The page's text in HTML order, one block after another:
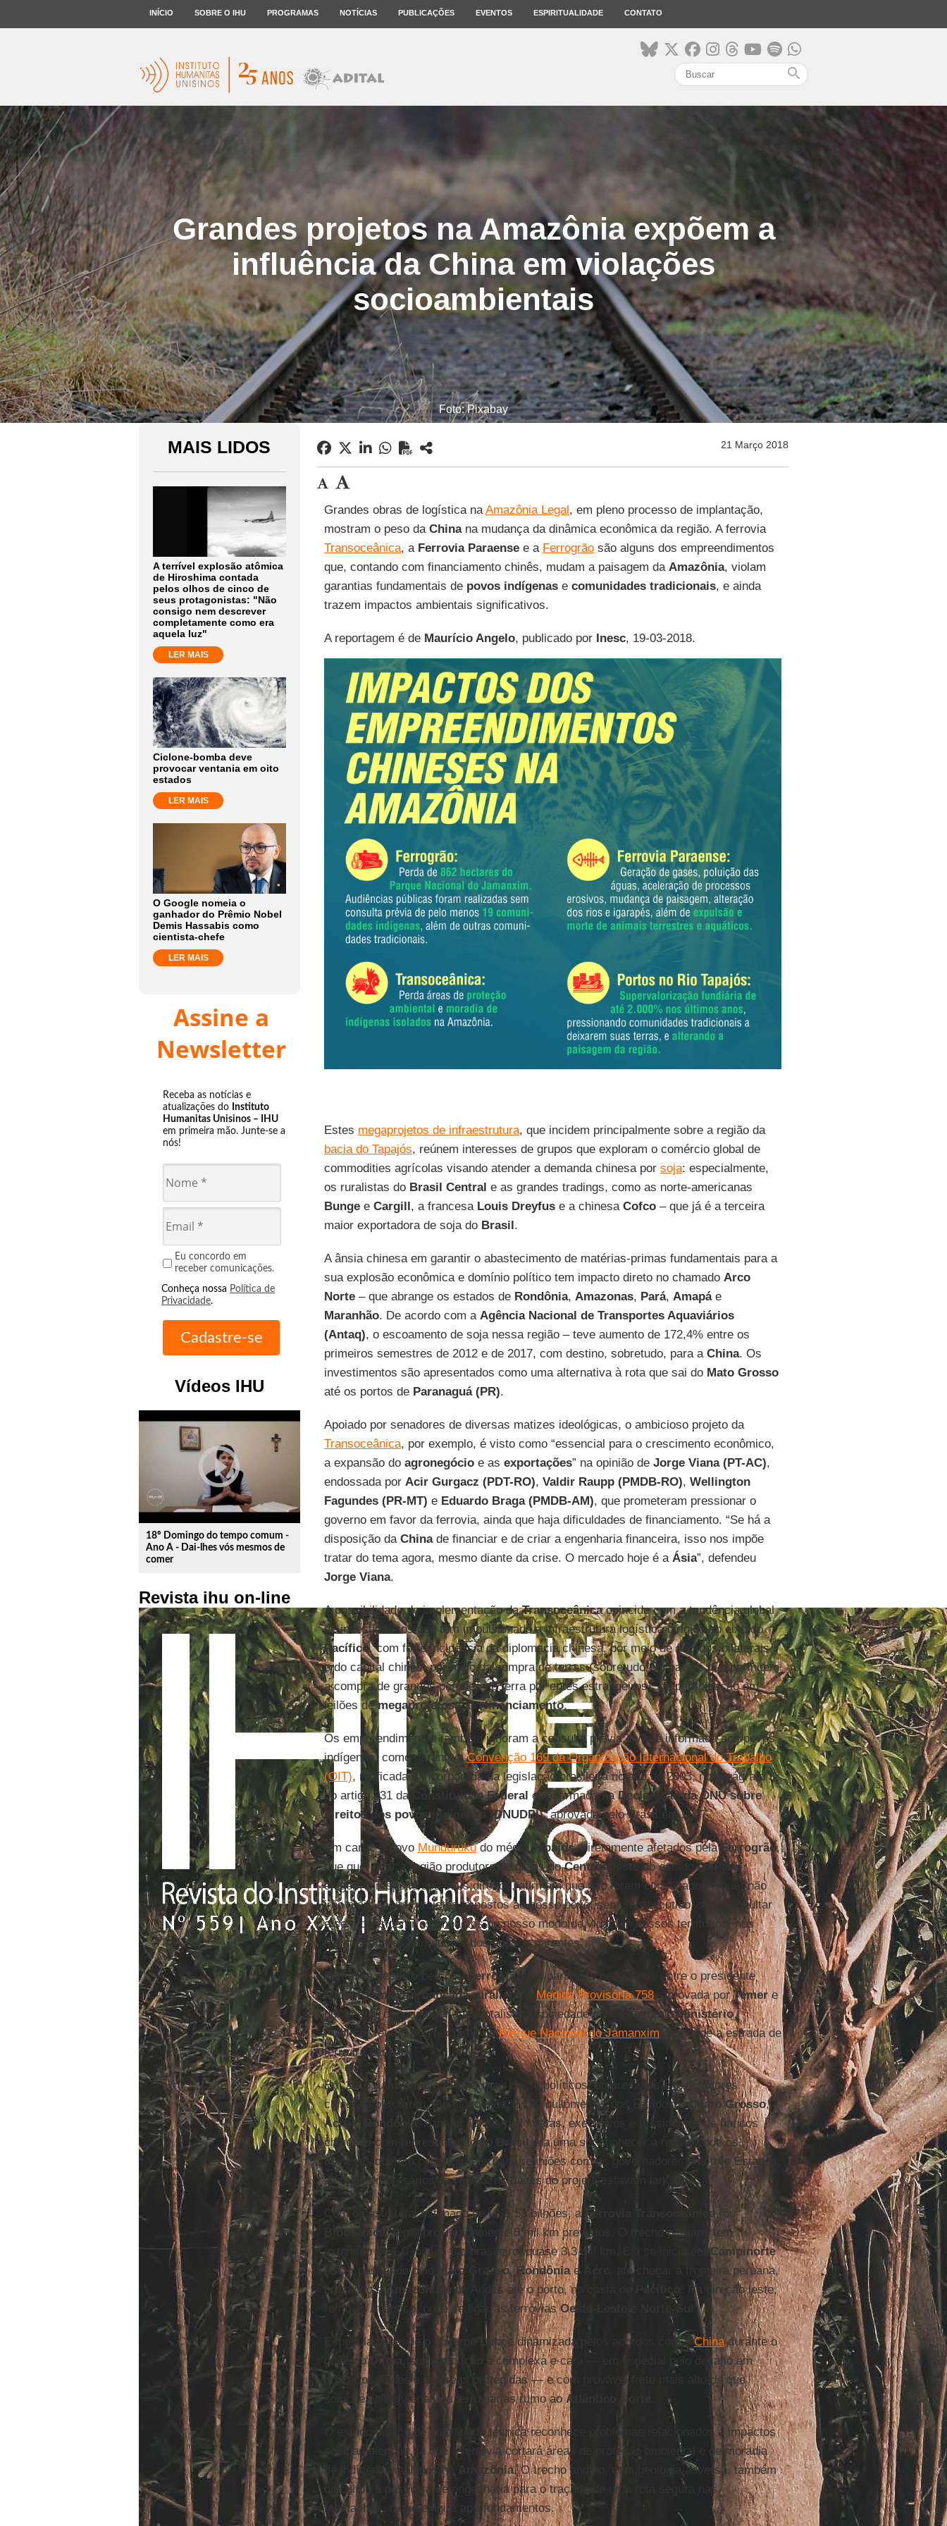
INÍCIO SOBRE O IHU PROGRAMAS NOTÍCIAS PUBLICAÇÕES EVENTOS ESPIRITUALIDADE CONTATO
search
Grandes projetos na Amazônia expõem a
influência da China em violações
socioambientais
Foto: Pixabay
MAIS LIDOS
A terrível explosão atômica
de Hiroshima contada
pelos olhos de cinco de
seus protagonistas: "Não
consigo nem descrever
completamente como era
aquela luz"
LER MAIS
Ciclone-bomba deve
provocar ventania em oito
estados
LER MAIS
O Google nomeia o
ganhador do Prêmio Nobel
Demis Hassabis como
cientista-chefe
LER MAIS
Assine a
Newsletter
Receba as notícias e
atualizações do Instituto
Humanitas Unisinos – IHU
em primeira mão. Junte-se a
nós!
Eu concordo em
receber comunicações.
Conheça nossa Política de
Privacidade.
Vídeos IHU
play_circle_outline
18º Domingo do tempo comum -
Ano A - Dai-lhes vós mesmos de
comer
Revista ihu on-line
21 Março 2018
Grandes obras de logística naAmazônia Legal, em pleno processo de implantação,
mostram o peso da Chinana mudança da dinâmica econômica da região. A ferrovia
Transoceânica, a Ferrovia Paraensee a Ferrogrãosão alguns dos empreendimentos
que, contando com financiamento chinês, mudam a paisagem da Amazônia, violam
garantias fundamentais de povos indígenase comunidades tradicionais, e ainda
trazem impactos ambientais significativos.
A reportagem é de Maurício Angelo, publicado por Inesc, 19-03-2018.
Estes megaprojetos de infraestrutura, que incidem principalmente sobre a região da
bacia do Tapajós, reúnem interesses de grupos que exploram o comércio global de
commodities agrícolas visando atender a demanda chinesa por soja: especialmente,
os ruralistas do Brasil Central e as grandes tradings, como as norte-americanas
Bungee Cargill, a francesa Louis Dreyfuse a chinesa Cofco– que já é a terceira
maior exportadora de soja do Brasil.
A ânsia chinesa em garantir o abastecimento de matérias-primas fundamentais para a
sua explosão econômica e domínio político tem impacto direto no chamado Arco
Norte– que abrange os estados de Rondônia, Amazonas, Pará, Amapáe
Maranhão. De acordo com a Agência Nacional de Transportes Aquaviários
(Antaq), o escoamento de soja nessa região – teve aumento de 172,4% entre os
primeiros semestres de 2012 e de 2017, com destino, sobretudo, para a China. Os
investimentos são apresentados como uma alternativa à rota que sai do Mato Grosso
até os portos de Paranaguá (PR).
Apoiado por senadores de diversas matizes ideológicas, o ambicioso projeto da
Transoceânica, por exemplo, é visto como “essencial para o crescimento econômico,
a expansão do agronegócioe as exportações” na opinião de Jorge Viana (PT-AC),
endossada por Acir Gurgacz (PDT-RO), Valdir Raupp (PMDB-RO), Wellington
Fagundes (PR-MT) e Eduardo Braga (PMDB-AM), que prometeram pressionar o
governo em favor da ferrovia, ainda que haja dificuldades de financiamento. “Se há a
disposição da Chinade financiar e de criar a engenharia financeira, isso nos impõe
tratar do tema agora, mesmo diante da crise. O mercado hoje é a Ásia”, defendeu
Jorge Viana.
A possibilidade de implementação daTransoceânicacoincide com a tendência global
de investimentos que tem impulsionado a infraestrutura logística dirigida ao eixo do
Pacífico, com forte incidência da diplomacia chinesa, por meio de acordos bilaterais,
e do capital chinês, por meio da compra de terras (sobretudo em países que permitem
a compra de grandes porções de terra por entes estrangeiros), da participação em
leilões demegaprojetose dofinanciamento.
Os empreendimentos também ignoram a consulta prévia, livre e informada aos povos
indígenas, como garante aConvenção 169 da Organização Internacional do Trabalho
(OIT), ratificada e incorporada na legislação brasileira no ano de 2003, no parágrafo 3º
do artigo 231 da
Constituição Federal e reafirmada naDeclaração da ONU sobre
direitos dos povos indígenas (DNUDPI), aprovada pelo Brasil em 2007.
Em carta, o povo Mundurukudo médioTapajós, diretamente afetados pela Ferrogrão,
que quer ligar a região produtora de grãos doCentro-Oesteao estado doPará,
exigem o respeito aos seus direitos, afirmam que não foram consultados e que “não
irão mais aceitar projetos impostos ao nosso povo, sem ser discutido, sem consultar
e sem considerar os impactos no nosso modo de vida, em nossos territórios, nos
nossos lugares sagrados e dos nossos parentes”.
Polêmica desde o berço, aFerrogrão
fez parte das negociatas entre o presidente
Michel Temere abancada ruralista Medida Provisória 758, aprovada porTemere
duramente criticada por ambientalistas, sociedade civil e o próprioMinistério
Público
, retirou 862 hectares doParque Nacional do Jamanxim , por onde a estrada de
ferro irá passar.
Em 2015, uma caravana com mais de 30 políticos, empresários e investidores
chineses percorreu, em cinco dias, 2.100 quilômetros dos estados de
Mato Grosso,
Acre e Rondônia. A intenção dos diplomatas, executivos e presidentes de bancos
chineses com representação no
Brasilera uma só: conhecer a região onde os
chineses querem construir a ferrovia reuniões com os governadores dos três Estados,
além de empresários da região, as bases do projeto estavam lançadas.
Com o custo total estimado de US$ 53 bilhões, aFerrovia Transoceânica(ou
Bioceânica ) tem aproximadamente 5 mil km previstos. O trecho peruano tem
extensão de 1,6 mil km e o brasileiro, quase 3,3 mil km. Ela se inicia emCampinorte
(GO), passando pelo Mato Grosso, Rondôniae
, até chegar à fronteira peruana,
cruzando a Amazônia e os Andes até o porto, na costa do Pacífico
. Na direção leste,
rumo ao Atlântico, pode se ligar às ferroviasOeste-Leste Norte-Sul .
Especulada desde o governo Lulae dinamizada pelos acordos com aChinadurante o
governoDilma
, sua execução é complexa e cara — em especial pelo desafio em
cruzar os Andes e as áreas protegidas — e com provável frete mais alto do que
soluções hidroviárias ou ferroviárias rumo aoAtlântico Norte
O estudo básico de viabilidade técnica reconhece problemas relacionados a impactos
socioambientais, já que a ferrovia cortará áreas de proteção ambiental e de moradia
de indígenas isolados na
Amazônia. O trecho andino, com geologia adversa, também
dificultou a pesquisa de engenharia para o traçado de uma rota segura nas
montanhas, o que exigirá aprofundamentos.